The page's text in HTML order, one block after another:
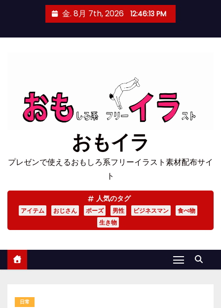
金. 8月 7th, 2026 12:46:14 PM
おもイラ
プレゼンで使えるおもしろ系フリーイラスト素材配布サイ
ト
人気のタグ
アイテム おじさん ポーズ 男性 ビジネスマン
食べ物
生き物
日常